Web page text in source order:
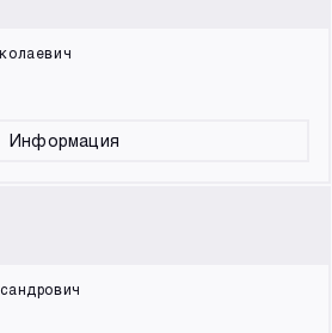
Информация